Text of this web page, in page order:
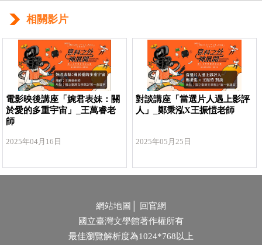
相關影片
電影映後講座「婉君表妹：關
於愛的多重宇宙」_王萬睿老
師
2025年04月16日
對談講座「當選片人遇上影評
人」_鄭秉泓X王振愷老師
2025年05月25日
網站地圖
回官網
國立臺灣文學館著作權所有
最佳瀏覽解析度為1024*768以上